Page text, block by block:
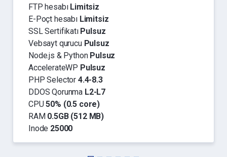
FTP hesabı Limitsiz
E-Poçt hesabı Limitsiz
SSL Sertifikatı Pulsuz
Vebsayt qurucu Pulsuz
Node.js & Python Pulsuz
AccelerateWP Pulsuz
PHP Selector 4.4-8.3
DDOS Qorunma L2-L7
CPU50% (0.5 core)
RAM 0.5GB (512 MB)
Inode 25000